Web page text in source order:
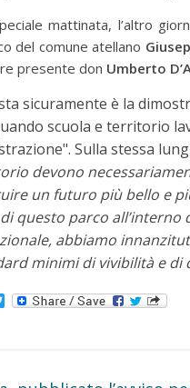
mattinata, l’altro
del comune atellano
presente don Umberto
sicuramente è la
scuola e territorio
Sulla stessa
devono
un futuro più bello e
questo parco
abbiamo
minimi di vivibilità e di
T